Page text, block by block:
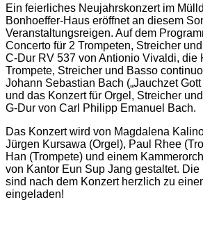
Ein feierliches Neujahrskonzert im
Bonhoeffer-Haus eröffnet an diesem
Veranstaltungsreigen. Auf dem
Concerto für 2 Trompeten, Streicher
C-Dur RV 537 von Antionio Vivaldi, die
Trompete, Streicher und Basso
Johann Sebastian Bach („Jauchzet
und das Konzert für Orgel, Streicher
G-Dur von Carl Philipp Emanuel Bach.
Das Konzert wird von Magdalena
Jürgen Kursawa (Orgel), Paul Rhee
Han (Trompete) und einem
von Kantor Eun Sup Jang gestaltet.
sind nach dem Konzert herzlich zu
eingeladen!